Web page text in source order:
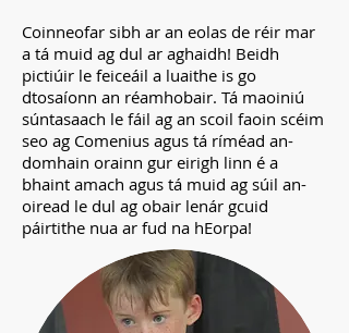
Coinneofar sibh ar an eolas de réir mar
a tá muid ag dul ar aghaidh! Beidh
pictiúir le feiceáil a luaithe is go
dtosaíonn an réamhobair. Tá maoiniú
súntasaach le fáil ag an scoil faoin scéim
seo ag Comenius agus tá ríméad an-
domhain orainn gur eirigh linn é a
bhaint amach agus tá muid ag súil an-
oiread le dul ag obair lenár gcuid
páirtithe nua ar fud na hEorpa!